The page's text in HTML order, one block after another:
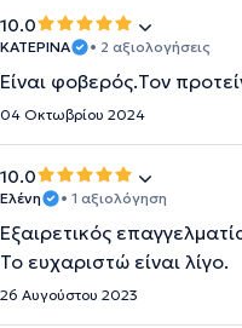
10.0
ΚΑΤΕΡΙΝΑ • 2 αξιολογήσεις
Είναι φοβερός.Τον
04 Οκτωβρίου 2024
10.0
Ελένη • 1 αξιολόγηση
Εξαιρετικός
Το ευχαριστώ είναι λίγο.
26 Αυγούστου 2023